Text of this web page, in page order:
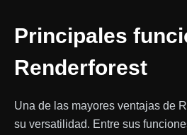
Principales
Renderforest
Una de las mayores ventajas de
su versatilidad. Entre sus